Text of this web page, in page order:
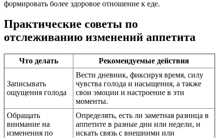
формировать более здоровое отношение к еде.
Практические советы по
отслеживанию изменений аппетита
Что делать Рекомендуемые действия
Записывать
ощущения голода
Вести дневник, фиксируя время, силу
чувства голода и насыщения, а также
свои эмоции и настроение в эти
моменты.
Обращать
внимание на
изменения по
Определять, есть ли заметная разница в
аппетите в разные дни или недели, и
искать связь с внешними или